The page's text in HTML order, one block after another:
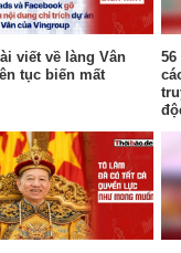
viết về làng Vân
tục biến mất
56